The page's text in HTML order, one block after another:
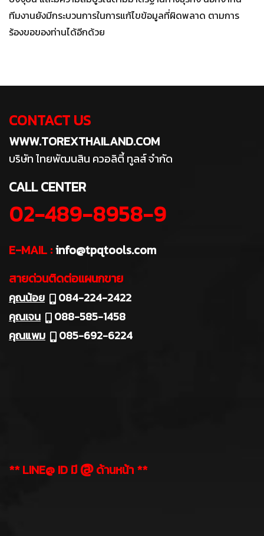
ทีมงานยังมีกระบวนการในการแก้ไขข้อมูลที่ผิดพลาด ตามการ
ร้องขอของท่านได้อีกด้วย
CONTACT US
WWW.TOREXTHAILAND.COM
บริษัท ไทยพัฒนสิน ควอลิตี้ ทูลส์ จำกัด
CALL CENTER
02-489-8958-9
E-MAIL :info@tpqtools.com
สายด่วนติดต่อแผนกขาย
คุณน้อย
084-224-2422
คุณเจน
088-585-1458
คุณแพม
085-692-6224
** LINE@ ID มี @ด้านหน้า **